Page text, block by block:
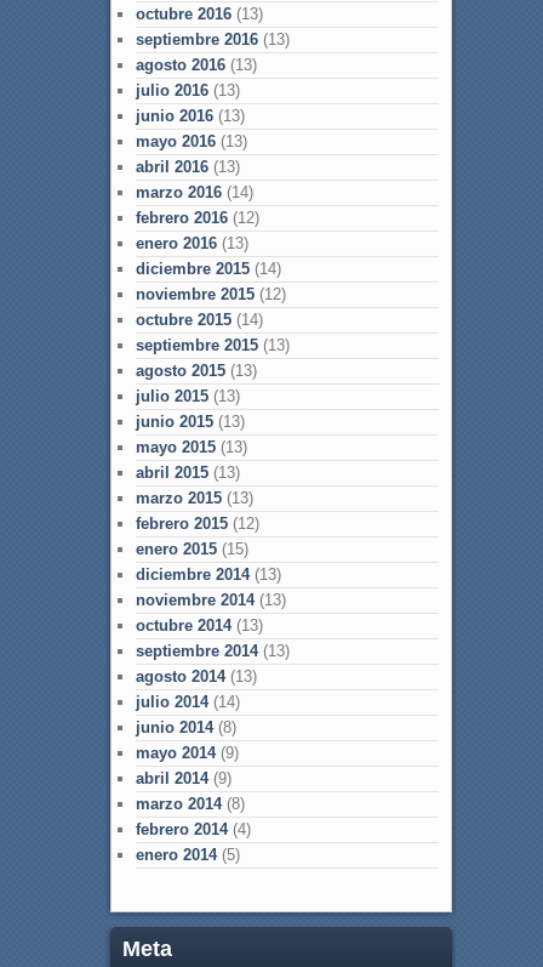
octubre 2016(13)
septiembre 2016(13)
agosto 2016(13)
julio 2016(13)
junio 2016(13)
mayo 2016(13)
abril 2016(13)
marzo 2016(14)
febrero 2016(12)
enero 2016(13)
diciembre 2015(14)
noviembre 2015(12)
octubre 2015(14)
septiembre 2015(13)
agosto 2015(13)
julio 2015(13)
junio 2015(13)
mayo 2015(13)
abril 2015(13)
marzo 2015(13)
febrero 2015(12)
enero 2015(15)
diciembre 2014(13)
noviembre 2014(13)
octubre 2014(13)
septiembre 2014(13)
agosto 2014(13)
julio 2014(14)
junio 2014(8)
mayo 2014(9)
abril 2014(9)
marzo 2014(8)
febrero 2014(4)
enero 2014(5)
Meta